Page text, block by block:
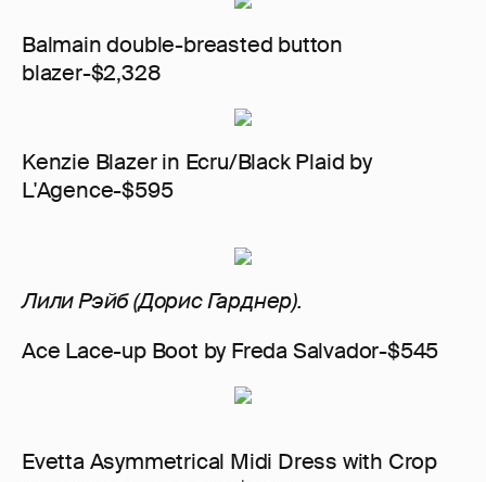
Balmain double-breasted button
blazer-$2,328
Kenzie Blazer in Ecru/Black Plaid by
L'Agence-$595
Лили Рэйб (Дорис Гарднер).
Ace Lace-up Boot by Freda Salvador-$545
Evetta Asymmetrical Midi Dress with Crop